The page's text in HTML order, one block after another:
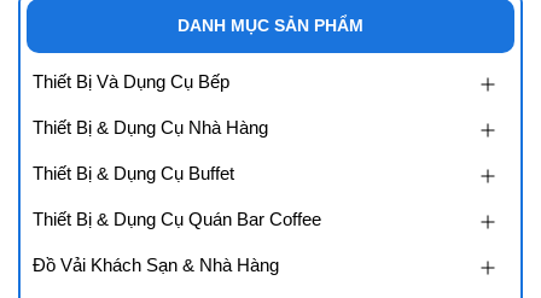
DANH MỤC SẢN PHẨM
Thiết Bị Và Dụng Cụ Bếp
Thiết Bị & Dụng Cụ Nhà Hàng
Thiết Bị & Dụng Cụ Buffet
Thiết Bị & Dụng Cụ Quán Bar Coffee
Đồ Vải Khách Sạn & Nhà Hàng